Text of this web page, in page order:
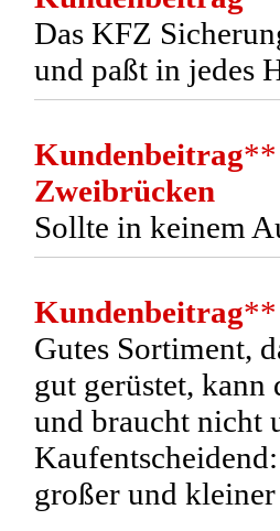
Das KFZ
und paßt in jedes
Kundenbeitrag**
Zweibrücken
Sollte in keinem
Kundenbeitrag**
Gutes Sortiment,
gut gerüstet, kann
und braucht nicht
großer und